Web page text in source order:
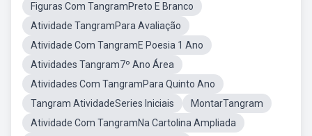
Figuras Com TangramPreto E Branco
Atividade TangramPara Avaliação
Atividade Com TangramE Poesia 1 Ano
Atividades Tangram7º Ano Área
Atividades Com TangramPara Quinto Ano
Tangram AtividadeSeries Iniciais
MontarTangram
Atividade Com TangramNa Cartolina Ampliada